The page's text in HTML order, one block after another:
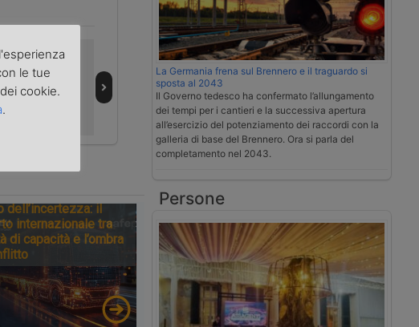
World
in
and cuts
jobs
Secondo fine
settimana
dell’estate 2026
da bollino nero
La Germania
frena sul
traguardo si
sposta al 2043
dell’incertezza: il
internazionale tra
di capacità e l’ombra
La Germania frena sul Brennero e il traguardo si
sposta al 2043
Il Governo tedesco ha confermato l’allungamento
dei tempi per i cantieri e la successiva apertura
all’esercizio del potenziamento dei raccordi con la
galleria di base del Brennero. Ora si parla del
completamento nel 2043.
Persone
le tue
cookie.
.